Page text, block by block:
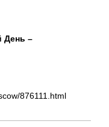
День –
876111.html